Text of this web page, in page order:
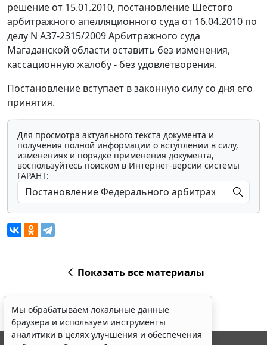
решение от 15.01.2010, постановление Шестого
арбитражного апелляционного суда от 16.04.2010 по
делу N А37-2315/2009 Арбитражного суда
Магаданской области оставить без изменения,
кассационную жалобу - без удовлетворения.
Постановление вступает в законную силу со дня его
принятия.
Для просмотра актуального текста документа и
получения полной информации о вступлении в силу,
изменениях и порядке применения документа,
воспользуйтесь поиском в Интернет-версии системы
ГАРАНТ:
Показать все материалы
Мы обрабатываем локальные данные
браузера и используем инструменты
аналитики в целях улучшения и обеспечения